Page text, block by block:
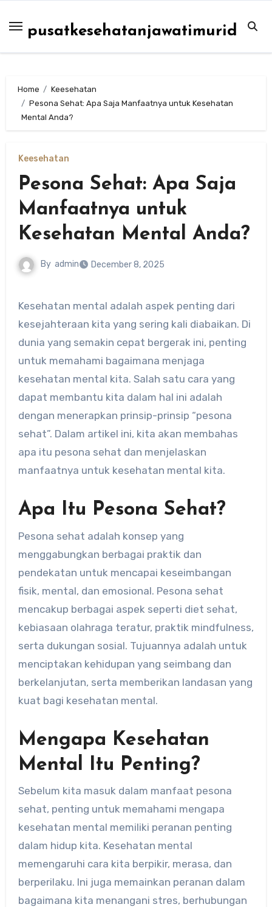
content
pusatkesehatanjawatimurid
Home
Keesehatan
Pesona Sehat: Apa Saja Manfaatnya untuk Kesehatan
Mental Anda?
Keesehatan
Pesona Sehat: Apa Saja
Manfaatnya untuk
Kesehatan Mental Anda?
By admin December 8, 2025
Kesehatan mental adalah aspek penting dari
kesejahteraan kita yang sering kali diabaikan. Di
dunia yang semakin cepat bergerak ini, penting
untuk memahami bagaimana menjaga
kesehatan mental kita. Salah satu cara yang
dapat membantu kita dalam hal ini adalah
dengan menerapkan prinsip-prinsip “pesona
sehat”. Dalam artikel ini, kita akan membahas
apa itu pesona sehat dan menjelaskan
manfaatnya untuk kesehatan mental kita.
Apa Itu Pesona Sehat?
Pesona sehat adalah konsep yang
menggabungkan berbagai praktik dan
pendekatan untuk mencapai keseimbangan
fisik, mental, dan emosional. Pesona sehat
mencakup berbagai aspek seperti diet sehat,
kebiasaan olahraga teratur, praktik mindfulness,
serta dukungan sosial. Tujuannya adalah untuk
menciptakan kehidupan yang seimbang dan
berkelanjutan, serta memberikan landasan yang
kuat bagi kesehatan mental.
Mengapa Kesehatan
Mental Itu Penting?
Sebelum kita masuk dalam manfaat pesona
sehat, penting untuk memahami mengapa
kesehatan mental memiliki peranan penting
dalam hidup kita. Kesehatan mental
memengaruhi cara kita berpikir, merasa, dan
berperilaku. Ini juga memainkan peranan dalam
bagaimana kita menangani stres, berhubungan